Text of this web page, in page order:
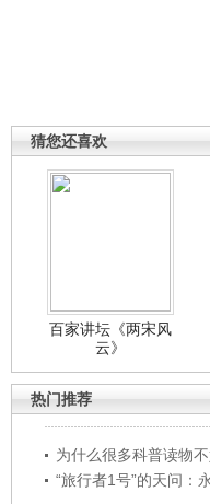
猜您还喜欢
百家讲坛《两宋风
云》
热门推荐
为什么很多科普读物不
“旅行者1号”的天问：